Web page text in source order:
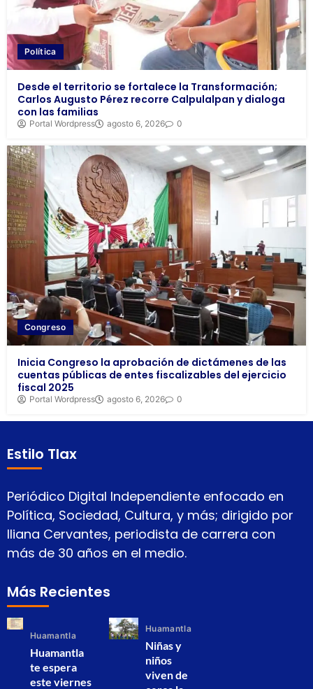
Política
Desde el territorio se fortalece la Transformación;
Carlos Augusto Pérez recorre Calpulalpan y dialoga
con las familias
Portal Wordpress agosto 6, 2026 0
Congreso
Inicia Congreso la aprobación de dictámenes de las
cuentas públicas de entes fiscalizables del ejercicio
fiscal 2025
Portal Wordpress agosto 6, 2026 0
Estilo Tlax
Periódico Digital Independiente enfocado en
Política, Sociedad, Cultura, y más; dirigido por
Iliana Cervantes, periodista de carrera con
más de 30 años en el medio.
Más Recientes
Huamantla
Huamantla
te espera
este viernes
Huamantla
Niñas y
niños
viven de